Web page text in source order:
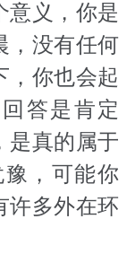
意义，你是
，没有任何
，你也会起
答是肯定
是真的属于
，可能你
许多外在环